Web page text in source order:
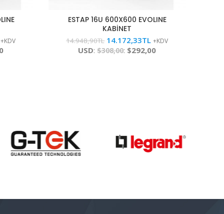
+KDV
ESTAP 16U 600X600 EVOLINE
KABİNET
14.948,90TL 14.172,33TL +KDV
USD:$308,00: $292,00